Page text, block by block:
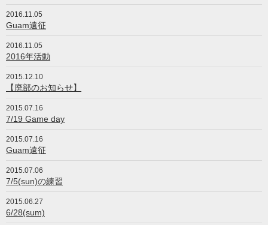
2016.11.05
Guam遠征
2016.11.05
2016年活動
2015.12.10
【廃部のお知らせ】
2015.07.16
7/19 Game day
2015.07.16
Guam遠征
2015.07.06
7/5(sun)の練習
2015.06.27
6/28(sum)